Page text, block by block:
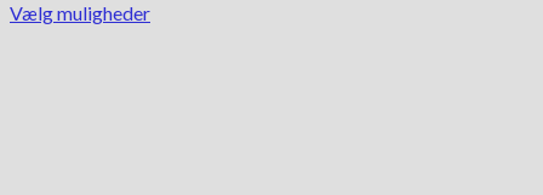
Vælg muligheder